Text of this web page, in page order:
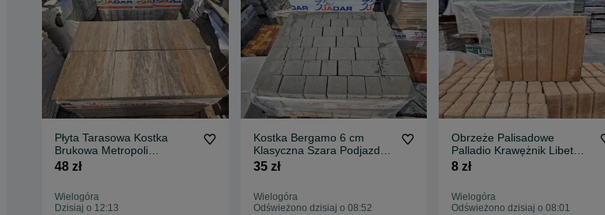
Płyta Tarasowa Kostka
Brukowa Metropoli
Colorblend 40x40x8 cm
48 zł
Wielogóra
Dzisiaj o 12:13
Kostka Bergamo 6 cm
Klasyczna Szara Podjazd
Jadar Okazja
35 zł
Wielogóra
Odświeżono dzisiaj o 08:52
Obrzeże Palisadowe
Palladio Krawężnik Libet
Wyprzedaż II gatunek
8 zł
Wielogóra
Odświeżono dzisiaj o 08:01